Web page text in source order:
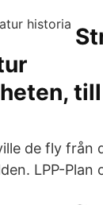
de fly från
LPP-Plan